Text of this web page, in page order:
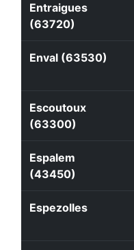
Entraigues
(63720)
Enval (63530)
Escoutoux
(63300)
Espalem
(43450)
Espezolles